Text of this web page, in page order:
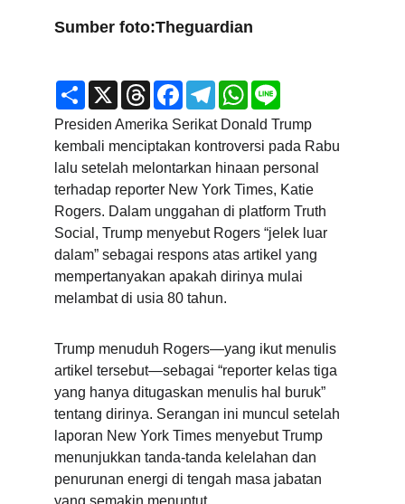
Sumber foto:Theguardian
Presiden Amerika Serikat Donald Trump
kembali menciptakan kontroversi pada Rabu
lalu setelah melontarkan hinaan personal
terhadap reporter New York Times, Katie
Rogers. Dalam unggahan di platform Truth
Social, Trump menyebut Rogers “jelek luar
dalam” sebagai respons atas artikel yang
mempertanyakan apakah dirinya mulai
melambat di usia 80 tahun.
Trump menuduh Rogers—yang ikut menulis
artikel tersebut—sebagai “reporter kelas tiga
yang hanya ditugaskan menulis hal buruk”
tentang dirinya. Serangan ini muncul setelah
laporan New York Times menyebut Trump
menunjukkan tanda-tanda kelelahan dan
penurunan energi di tengah masa jabatan
yang semakin menuntut.